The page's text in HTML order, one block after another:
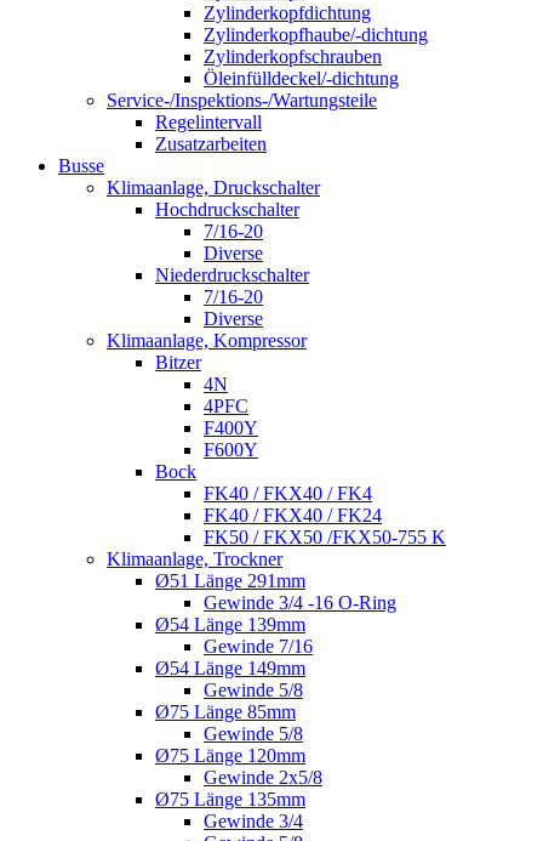
Zylinderkopfdichtung
Zylinderkopfhaube/-dichtung
Zylinderkopfschrauben
Öleinfülldeckel/-dichtung
Service-/Inspektions-/Wartungsteile
Regelintervall
Zusatzarbeiten
Busse
Klimaanlage, Druckschalter
Hochdruckschalter
7/16-20
Diverse
Niederdruckschalter
7/16-20
Diverse
Klimaanlage, Kompressor
Bitzer
4N
4PFC
F400Y
F600Y
Bock
FK40 / FKX40 / FK4
FK40 / FKX40 / FK24
FK50 / FKX50 /FKX50-755 K
Klimaanlage, Trockner
Ø51 Länge 291mm
Gewinde 3/4 -16 O-Ring
Ø54 Länge 139mm
Gewinde 7/16
Ø54 Länge 149mm
Gewinde 5/8
Ø75 Länge 85mm
Gewinde 5/8
Ø75 Länge 120mm
Gewinde 2x5/8
Ø75 Länge 135mm
Gewinde 3/4